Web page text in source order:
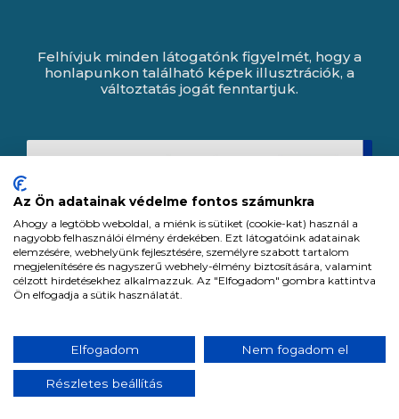
Felhívjuk minden látogatónk figyelmét, hogy a
honlapunkon található képek illusztrációk, a
változtatás jogát fenntartjuk.
Minden jog fenntartva. All rights reserved.
Tervezte és készítette:
Vision-Software, az Octopus 8 ERP forgalmazója.
Az Ön adatainak védelme fontos számunkra
Ahogy a legtöbb weboldal, a miénk is sütiket (cookie-kat) használ a
nagyobb felhasználói élmény érdekében. Ezt látogatóink adatainak
elemzésére, webhelyünk fejlesztésére, személyre szabott tartalom
megjelenítésére és nagyszerű webhely-élmény biztosítására, valamint
célzott hirdetésekhez alkalmazzuk. Az "Elfogadom" gombra kattintva
Ön elfogadja a sütik használatát.
Elfogadom Nem fogadom el
Részletes beállítás